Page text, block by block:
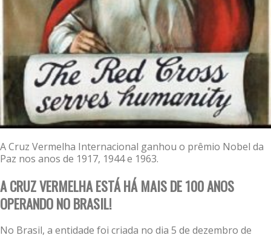
A Cruz Vermelha Internacional ganhou o prêmio Nobel da
Paz nos anos de 1917, 1944 e 1963.
A CRUZ VERMELHA ESTÁ HÁ MAIS DE 100 ANOS
OPERANDO NO BRASIL!
No Brasil, a entidade foi criada no dia 5 de dezembro de